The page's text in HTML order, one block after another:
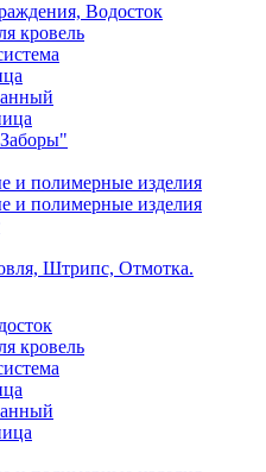
Водосток
кровель
и полимерные изделия
и полимерные изделия
Штрипс, Отмотка.
кровель